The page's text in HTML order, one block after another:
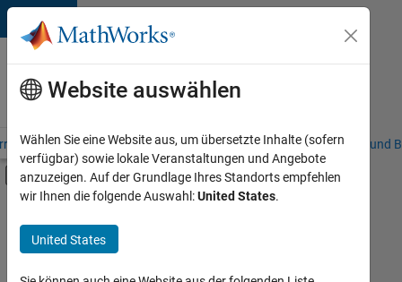
Weiter zum Inhalt
Karriere
bei
MathWorks
– Übersicht Stellensuche Niederlassungen Studierende und
Umschaltung für Off-Canvas-
Hauptinhalt
Commercial Sales
Sales Operations
+1
Website auswählen
Wählen Sie eine Website aus, um übersetzte Inhalte (sofern
verfügbar) sowie lokale Veranstaltungen und Angebote
anzuzeigen. Auf der Grundlage Ihres Standorts empfehlen
wir Ihnen die folgende Auswahl:United States.
United States